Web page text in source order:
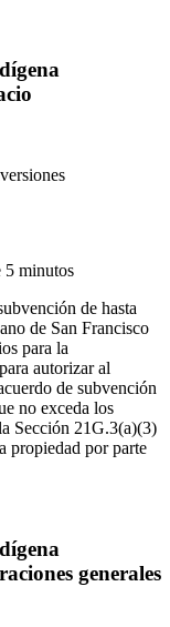
5 minutos
de hasta
de San Francisco
para la
autorizar al
de subvención
no exceda los
Sección 21G.3(a)(3)
propiedad por parte
generales